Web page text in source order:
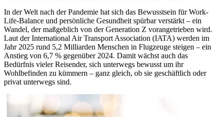
In der Welt nach der Pandemie hat sich das Bewusstsein für Work-
Life-Balance und persönliche Gesundheit spürbar verstärkt – ein
Wandel, der maßgeblich von der Generation Z vorangetrieben wird.
Laut der International Air Transport Association (IATA) werden im
Jahr 2025 rund 5,2 Milliarden Menschen in Flugzeuge steigen – ein
Anstieg von 6,7 % gegenüber 2024. Damit wächst auch das
Bedürfnis vieler Reisender, sich unterwegs bewusst um ihr
Wohlbefinden zu kümmern – ganz gleich, ob sie geschäftlich oder
privat unterwegs sind.